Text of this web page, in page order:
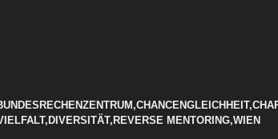
,CHANCENGLEICHHEIT,
, DIVERSITÄT, REVERSE MENTORING,WIEN